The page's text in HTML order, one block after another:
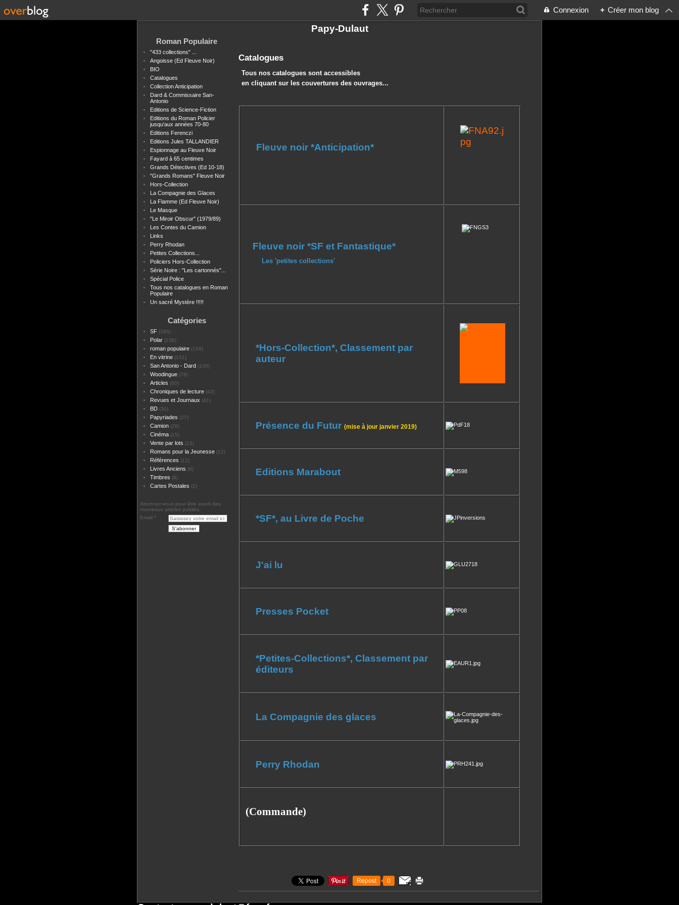
Connexion + Créer mon blog
Papy-Dulaut
Roman Populaire
"433 collections" ...
Angoisse (Ed Fleuve Noir)
BIO
Catalogues
Collection Anticipation
Dard & Commissaire San-
Antonio
Editions de Science-Fiction
Editions du Roman Policier
jusqu'aux années 70-80
Editions Ferenczi
Editions Jules TALLANDIER
Espionnage au Fleuve Noir
Fayard à 65 centimes
Grands Détectives (Ed 10-18)
"Grands Romans" Fleuve Noir
Hors-Collection
La Compagnie des Glaces
La Flamme (Ed Fleuve Noir)
Le Masque
"Le Miroir Obscur" (1979/89)
Les Contes du Camion
Links
Perry Rhodan
Petites Collections...
Policiers Hors-Collection
Série Noire : "Les cartonnés"...
Spécial Police
Tous nos catalogues en Roman
Populaire
Un sacré Mystère !!!!!
Catégories
SF (386)
Polar (236)
roman populaire (159)
En vitrine (151)
San Antonio - Dard (100)
Woodingue (78)
Articles (60)
Chroniques de lecture (43)
Revues et Journaux (41)
BD (30)
Papyriades (27)
Camion (26)
Cinéma (15)
Vente par lots (13)
Romans pour la Jeunesse (12)
Références (12)
Livres Anciens (8)
Timbres (8)
Cartes Postales (2)
Abonnez-vous pour être averti des
nouveaux articles publiés.
Email
Catalogues
Tous nos catalogues sont accessibles
en cliquant sur les couvertures des ouvrages...
Fleuve noir *Anticipation*
Fleuve noir *SF et Fantastique*
Les 'petites collections'
*Hors-Collection*, Classement par
auteur
Présence du Futur (mise à jour janvier 2019)
Editions Marabout
*SF*, au Livre de Poche
J'ai lu
Presses Pocket
*Petites-Collections*, Classement par
éditeurs
La Compagnie des glaces
Perry Rhodan
(Commande)
Repost 0